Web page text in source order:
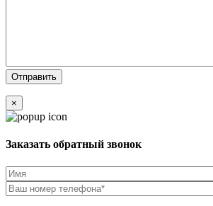
×
Заказать обратный звонок